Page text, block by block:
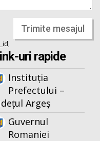
Trimite mesajul
uri rapide
Instituția
Prefectului –
Argeș
Guvernul
Romaniei